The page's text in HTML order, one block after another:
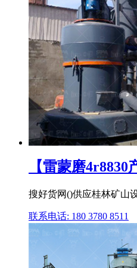
【雷蒙磨
搜好货网()供应桂林矿山
联系电话: 180 3780 8511